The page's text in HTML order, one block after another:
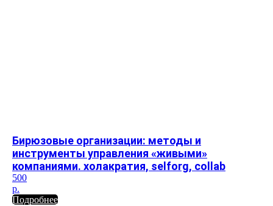
Бирюзовые организации: методы и
инструменты управления «живыми»
компаниями. холакратия, selforg, collab
500
р.
Подробнее